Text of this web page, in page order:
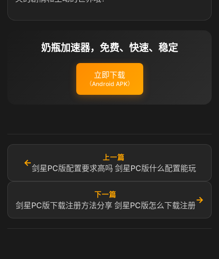
奶瓶加速器，免费、快速、稳定
立即下载
（Android APK）
←
上一篇
剑星PC版配置要求高吗 剑星PC版什么配置能玩​
下一篇
剑星PC版下载注册方法分享 剑星PC版怎么下载注册
→